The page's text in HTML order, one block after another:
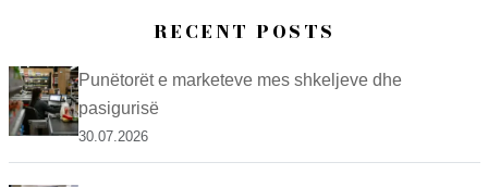
RECENT POSTS
Punëtorët e marketeve mes shkeljeve dhe
pasigurisë
30.07.2026